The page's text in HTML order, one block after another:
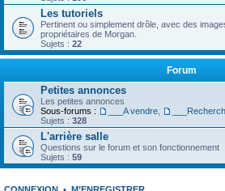
Les tutoriels
Pertinent ou simplement drôle, avec des
propriétaires de Morgan.
Sujets : 22
Forum
Petites annonces
Les petites annonces
Sous-forums :
___A vendre
Sujets : 328
L'arrière salle
Questions sur le forum et son fonctionnement
Sujets : 59